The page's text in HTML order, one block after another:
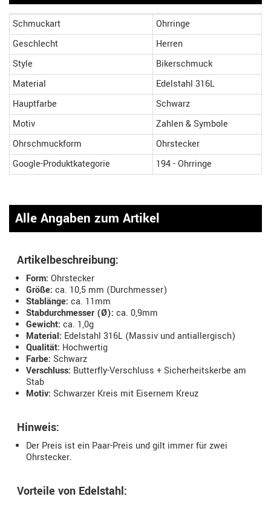
Schmuckart
Ohrringe
Geschlecht
Herren
Style
Bikerschmuck
Material
Edelstahl 316L
Hauptfarbe
Schwarz
Motiv
Zahlen & Symbole
Ohrschmuckform
Ohrstecker
Google-Produktkategorie
194 - Ohrringe
Alle Angaben zum Artikel
Artikelbeschreibung:
Form: Ohrstecker
Größe: ca. 10,5 mm (Durchmesser)
Stablänge: ca. 11mm
Stabdurchmesser (Ø): ca. 0,9mm
Gewicht: ca. 1,0g
Material: Edelstahl 316L (Massiv und antiallergisch)
Qualität: Hochwertig
Farbe: Schwarz
Verschluss: Butterfly-Verschluss + Sicherheitskerbe am
Stab
Motiv: Schwarzer Kreis mit Eisernem Kreuz
Hinweis:
Der Preis ist ein Paar-Preis und gilt immer für zwei
Ohrstecker.
Vorteile von Edelstahl: